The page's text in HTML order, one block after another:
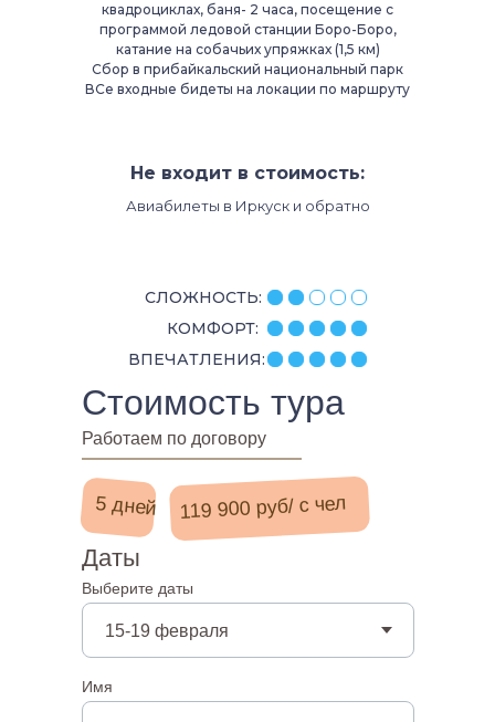
СЛОЖНОСТЬ:
КОМФОРТ:
ВПЕЧАТЛЕНИЯ:
Не входит в стоимость:
Авиабилеты в Иркуск и обратно
квадроциклах, баня- 2 часа, посещение с
программой ледовой станции Боро-Боро,
катание на собачьих упряжках (1,5 км)
Сбор в прибайкальский национальный парк
ВСе входные бидеты на локации по маршруту
Стоимость тура
Работаем по договору
119 900 руб/ с чел
Даты
Выберите даты
Имя
5 дней